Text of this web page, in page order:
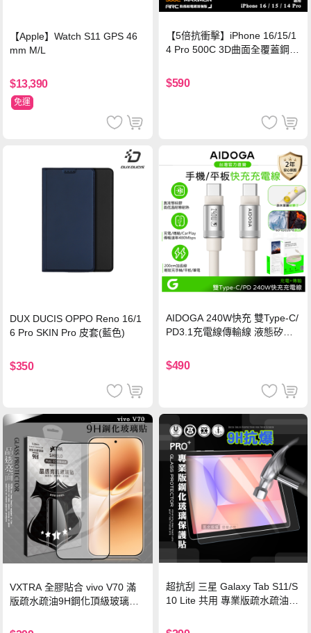
【Apple】Watch S11 GPS 46
mm M/L
$13,390
免運
【5倍抗衝擊】iPhone 16/15/1
4 Pro 500C 3D曲面全覆蓋鋼化
保護貼
$590
DUX DUCIS OPPO Reno 16/1
6 Pro SKIN Pro 皮套(藍色)
$350
AIDOGA 240W快充 雙Type-C/
PD3.1充電線傳輸線 液態矽膠
機/平板/筆電
$490
VXTRA 全膠貼合 vivo V70 滿
版疏水疏油9H鋼化頂級玻璃貼
超抗刮 三星 Galaxy Tab S11/S
10 Lite 共用 專業版疏水疏油9